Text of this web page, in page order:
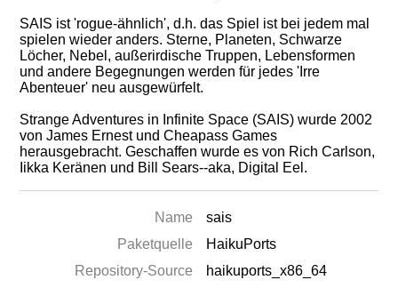
SAIS ist 'rogue-ähnlich', d.h. das Spiel ist bei jedem mal
spielen wieder anders. Sterne, Planeten, Schwarze
Löcher, Nebel, außerirdische Truppen, Lebensformen
und andere Begegnungen werden für jedes 'Irre
Abenteuer' neu ausgewürfelt.
Strange Adventures in Infinite Space (SAIS) wurde 2002
von James Ernest und Cheapass Games
herausgebracht. Geschaffen wurde es von Rich Carlson,
Iikka Keränen und Bill Sears--aka, Digital Eel.
Name
sais
Paketquelle
HaikuPorts
Repository-Source
haikuports_x86_64